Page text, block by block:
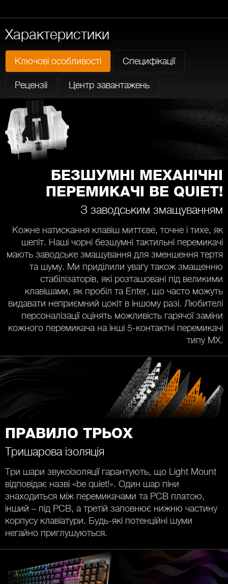
Характеристики
Ключові особливості Специфікації
Рецензіі Центр завантажень
БЕЗШУМНІ МЕХАНІЧНІ
ПЕРЕМИКАЧІ BE QUIET!
З заводським змащуванням
Кожне натискання клавіш миттєве, точне і тихе, як
шепіт. Наші чорні безшумні тактильні перемикачі
мають заводське змащування для зменшення тертя
та шуму. Ми приділили увагу також змащенню
стабілізаторів, які розташовані під великими
клавішами, як пробіл та Enter, що часто можуть
видавати неприємний цокіт в іншому разі. Любителі
персоналізації оцінять можливість гарячої заміни
кожного перемикача на інші 5-контактні перемикачі
типу MX.
ПРАВИЛО ТРЬОХ
Тришарова ізоляція
Три шари звукоізоляції гарантують, що Light Mount
відповідає назві «be quiet!». Один шар піни
знаходиться між перемикачами та PCB платою,
інший – під PCB, а третій заповнює нижню частину
корпусу клавіатури. Будь-які потенційні шуми
негайно приглушуються.